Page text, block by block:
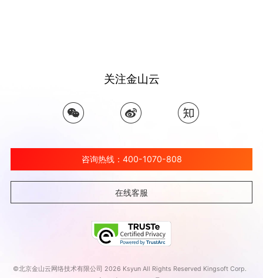
关注金山云
咨询热线：400-1070-808
在线客服
©北京金山云网络技术有限公司 2026 Ksyun All Rights Reserved Kingsoft Corp.